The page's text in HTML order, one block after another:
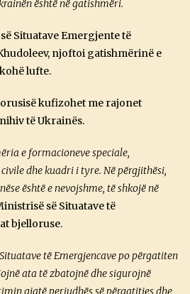
është në gatishmëri.
Situatave Emergjente të
njoftoi gatishmërinë e
lufte.
kufizohet me rajonet
të Ukrainës.
e formacioneve speciale,
dhe kuadri i tyre. Në përgjithësi,
është e nevojshme, të shkojë në
së Situatave të
bjelloruse.
të Emergjencave po përgatiten
ata të zbatojnë dhe sigurojnë
gjatë periudhës së përgatitjes dhe